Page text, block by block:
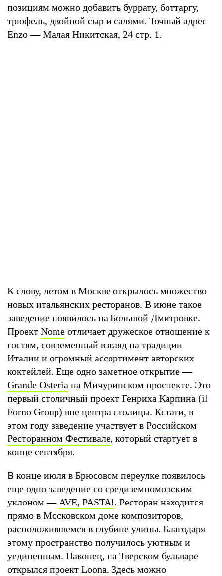
позициям можно добавить буррату, боттаргу,
трюфель, двойной сыр и салями. Точный адрес
Enzo — Малая Никитская, 24 стр. 1.
К слову, летом в Москве открылось множество
новых итальянских ресторанов. В июне такое
заведение появилось на Большой Дмитровке.
Проект Nome отличает дружеское отношение к
гостям, современный взгляд на традиции
Италии и огромный ассортимент авторских
коктейлей. Еще одно заметное открытие —
Grande Osteria на Мичуринском проспекте. Это
первый столичный проект Генриха Карпина (il
Forno Group) вне центра столицы. Кстати, в
этом году заведение участвует в Российском
Ресторанном Фестивале, который стартует в
конце сентября.
В конце июля в Брюсовом переулке появилось
еще одно заведение со средиземноморским
уклоном — AVE, PASTA!. Ресторан находится
прямо в Московском доме композиторов,
расположившемся в глубине улицы. Благодаря
этому пространство получилось уютным и
уединенным. Наконец, на Тверском бульваре
открылся проект Loona. Здесь можно